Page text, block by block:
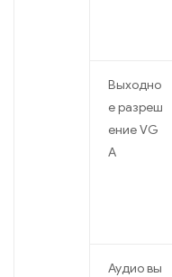
Выходно
е разреш
ение VG
A
Аудио вы